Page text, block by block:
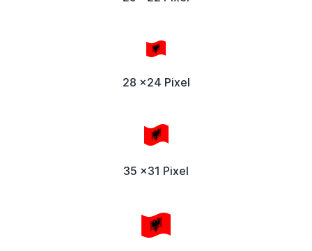
28 x24 Pixel
35 x31 Pixel